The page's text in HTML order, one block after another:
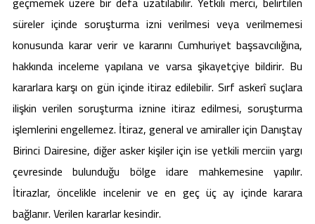
süreler içinde soruşturma izni verilmesi veya verilmemesi
konusunda karar verir ve kararını Cumhuriyet başsavcılığına,
hakkında inceleme yapılana ve varsa şikayetçiye bildirir. Bu
kararlara karşı on gün içinde itiraz edilebilir. Sırf askerî suçlara
ilişkin verilen soruşturma iznine itiraz edilmesi, soruşturma
işlemlerini engellemez. İtiraz, general ve amiraller için Danıştay
Birinci Dairesine, diğer asker kişiler için ise yetkili merciin yargı
çevresinde bulunduğu bölge idare mahkemesine yapılır.
İtirazlar, öncelikle incelenir ve en geç üç ay içinde karara
bağlanır. Verilen kararlar kesindir.